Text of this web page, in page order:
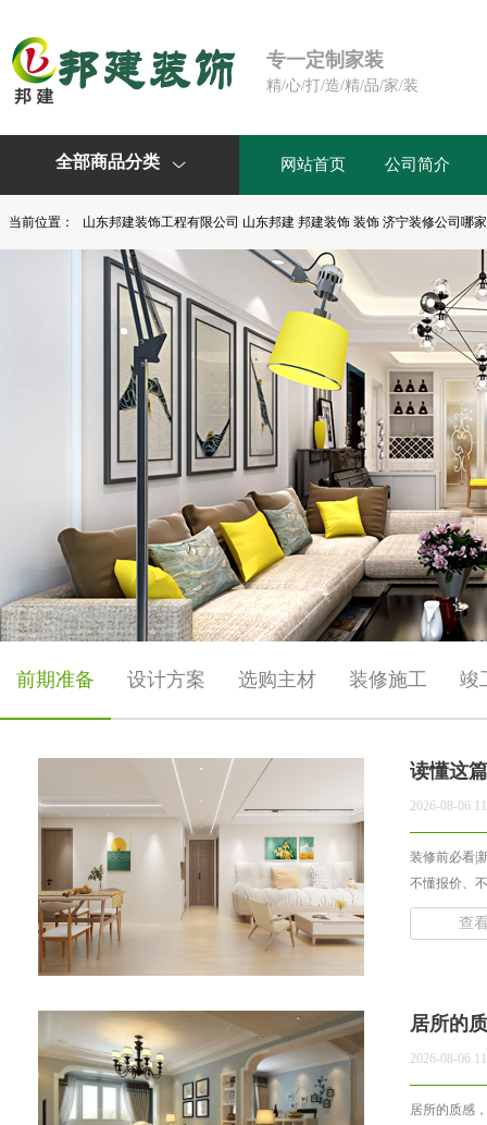
专一定制家装
精/心/打/造/精/品/家/装
全部商品分类  网站首页 公司简介
当前位置： 山东邦建装饰工程有限公司 山东邦建 邦建装饰 装饰 济宁装修公司哪
前期准备 设计方案 选购主材 装修施工 竣
读懂这
2026-08-06
装修前必看|
不懂报价、
查
居所的
2026-08-06
居所的质感